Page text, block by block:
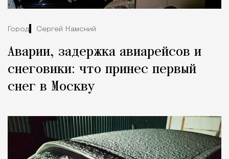
Город Сергей Камский
Аварии, задержка авиарейсов и
снеговики: что принес первый
снег в Москву